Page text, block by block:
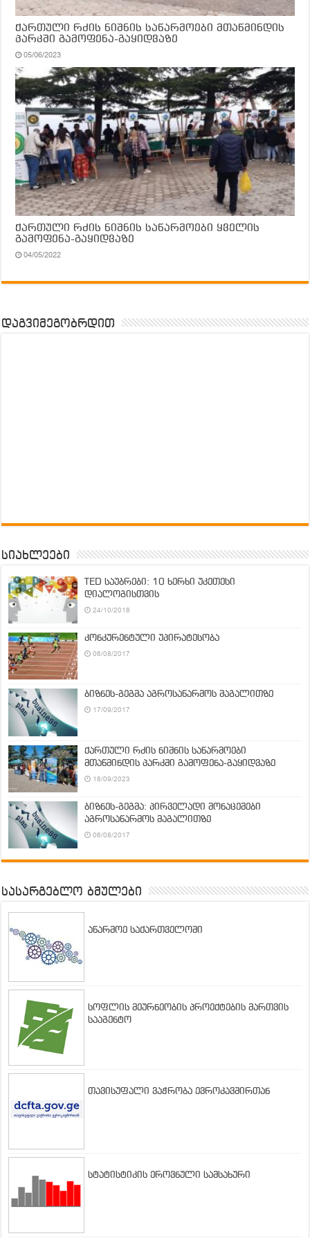
ქართული რძის ნიშნის საწარმოები მთაწმინდის
პარკში გამოფენა-გაყიდვაზე
05/06/2023
ქართული რძის ნიშნის საწარმოები ყველის
გამოფენა-გაყიდვაზე
04/05/2022
დაგვიმეგობრდით
სიახლეები
TED საუბრები: 10 ხერხი უკეთესი
დიალოგისთვის
24/10/2018
კონკურენტული უპირატესობა
06/08/2017
ბიზნეს-გეგმა აგროსაწარმოს მაგალითზე
17/09/2017
ქართული რძის ნიშნის საწარმოები
მთაწმინდის პარკში გამოფენა-გაყიდვაზე
18/09/2023
ბიზნეს-გეგმა: პირველადი მონაცემები
აგროსაწარმოს მაგალითზე
06/08/2017
სასარგებლო ბმულები
აწარმოე საქართველოში
სოფლის მეურნეობის პროექტების მართვის
სააგენტო
თავისუფალი ვაჭრობა ევროკავშირთან
სტატისტიკის ეროვნული სამსახური